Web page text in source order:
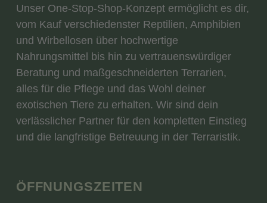
Unser One-Stop-Shop-Konzept ermöglicht es dir,
vom Kauf verschiedenster Reptilien, Amphibien
und Wirbellosen über hochwertige
Nahrungsmittel bis hin zu vertrauenswürdiger
Beratung und maßgeschneiderten Terrarien,
alles für die Pflege und das Wohl deiner
exotischen Tiere zu erhalten. Wir sind dein
verlässlicher Partner für den kompletten Einstieg
und die langfristige Betreuung in der Terraristik.
ÖFFNUNGSZEITEN